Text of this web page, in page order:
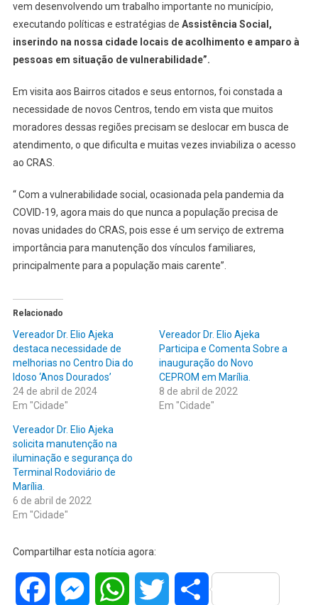
vem desenvolvendo um trabalho importante no município,
executando políticas e estratégias de Assistência Social,
inserindo na nossa cidade locais de acolhimento e amparo à
pessoas em situação de vulnerabilidade”.
Em visita aos Bairros citados e seus entornos, foi constada a
necessidade de novos Centros, tendo em vista que muitos
moradores dessas regiões precisam se deslocar em busca de
atendimento, o que dificulta e muitas vezes inviabiliza o acesso
ao CRAS.
“ Com a vulnerabilidade social, ocasionada pela pandemia da
COVID-19, agora mais do que nunca a população precisa de
novas unidades do CRAS, pois esse é um serviço de extrema
importância para manutenção dos vínculos familiares,
principalmente para a população mais carente”.
Relacionado
Vereador Dr. Elio Ajeka
destaca necessidade de
melhorias no Centro Dia do
Idoso ‘Anos Dourados’
24 de abril de 2024
Em "Cidade"
Vereador Dr. Elio Ajeka
Participa e Comenta Sobre a
inauguração do Novo
CEPROM em Marília.
8 de abril de 2022
Em "Cidade"
Vereador Dr. Elio Ajeka
solicita manutenção na
iluminação e segurança do
Terminal Rodoviário de
Marília.
6 de abril de 2022
Em "Cidade"
Compartilhar esta notícia agora:
Facebook MessengerWhatsAppTwitter Share